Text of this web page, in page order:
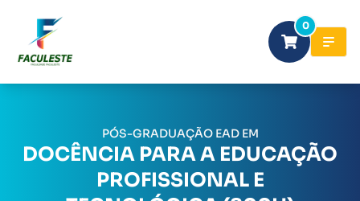
0
PÓS-GRADUAÇÃO EAD EM
DOCÊNCIA PARA A EDUCAÇÃO
PROFISSIONAL E